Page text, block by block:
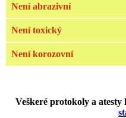
Není abrazivní
Není toxický
Není korozovní
Veškeré protokoly a atesty